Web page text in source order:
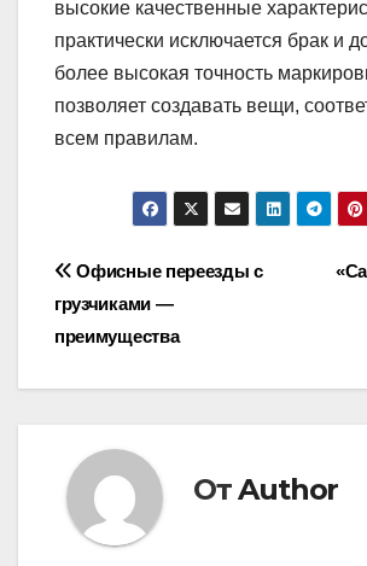
высокие качественные
практически исключается брак и
более высокая точность
позволяет создавать вещи,
всем правилам.
Навигация
по
записям
Офисные переезды с
грузчиками —
преимущества
ОтAuthor